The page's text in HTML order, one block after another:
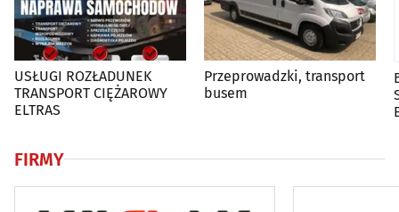
USŁUGI ROZŁADUNEK
TRANSPORT CIĘŻAROWY
ELTRAS
Przeprowadzki, transport
busem
FIRMY